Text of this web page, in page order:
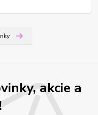
akcie a